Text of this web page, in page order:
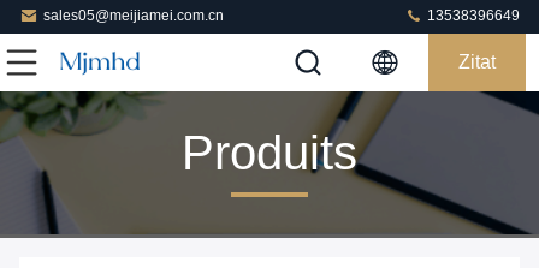
sales05@meijiamei.com.cn 13538396649
Zitat
Produits